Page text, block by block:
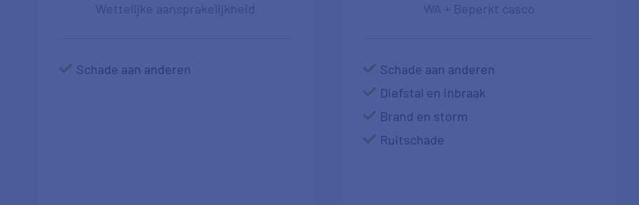
Wettelijke aansprakelijkheid
Schade aan anderen
WA + Beperkt casco
Schade aan anderen
Diefstal en inbraak
Brand en storm
Ruitschade